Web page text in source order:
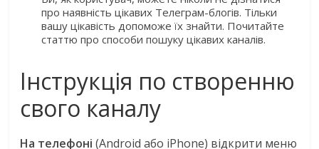
про наявність цікавих Телеграм-блогів. Тільки
вашу цікавість допоможе їх знайти. Почитайте
статтю про способи пошуку цікавих каналів.
Інструкція по створенню
свого каналу
На телефоні (Android або iPhone) відкрити меню